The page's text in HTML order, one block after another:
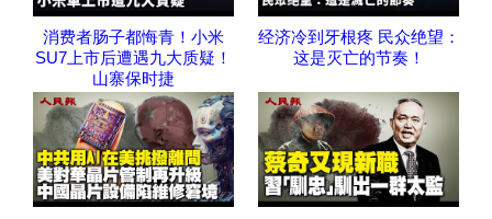
消费者肠子都悔青！小米
SU7上市后遭遇九大质疑！
山寨保时捷
经济冷到牙根疼 民众绝望：
这是灭亡的节奏！